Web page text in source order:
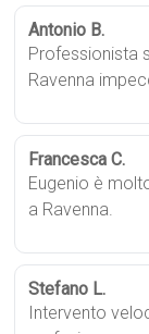
Antonio B.
Professionista
Ravenna
Francesca C.
Eugenio è
a Ravenna.
Stefano L.
Intervento